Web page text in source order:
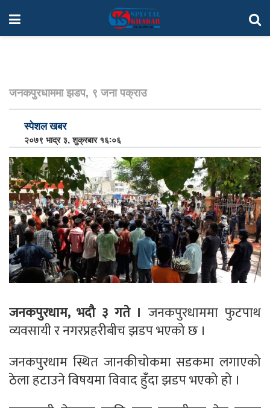
जनकपुरधाममा झडप, ९ जना पक्राउ
स्पेशल खबर
२०७९ भाद्र ३, शुक्रबार १६:०६
जनकपुरधाम, भदौ ३ गते ।जनकपुरधाममा फुटपाथ
व्यवसायी र नगरप्रहरीबीच झडप भएको छ ।
जनकपुरधाम स्थित जानकीचोकमा सडकमा लगाएको
ठेला हटाउने विषयमा विवाद हुँदा झडप भएको हो ।